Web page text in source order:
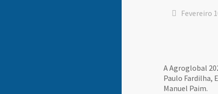
Fevereiro
A Agroglobal
Paulo Fardilha,
Manuel Paim.